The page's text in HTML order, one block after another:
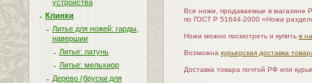
устройства
Клинки
Литье для ножей: гарды,
навершии
Литье: латунь
Литье: мельхиор
Дерево (бруски для
Все ножи, продаваемые в магазине
по ГОСТ Р 51644-2000 «Ножи
Ножи можно посмотреть и купить в
Возможна курьерская доставка
Доставка товара почтой РФ или